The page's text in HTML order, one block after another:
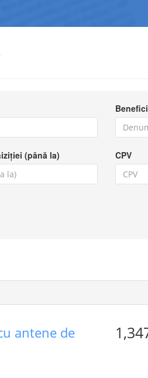
(până la) CPV
antene de